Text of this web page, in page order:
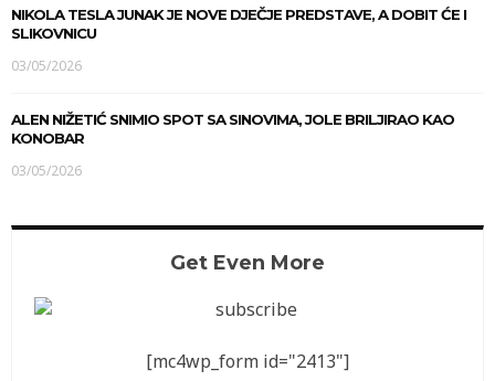
NIKOLA TESLA JUNAK JE NOVE DJEČJE PREDSTAVE, A DOBIT ĆE I
SLIKOVNICU
03/05/2026
ALEN NIŽETIĆ SNIMIO SPOT SA SINOVIMA, JOLE BRILJIRAO KAO
KONOBAR
03/05/2026
Get Even More
[mc4wp_form id="2413"]